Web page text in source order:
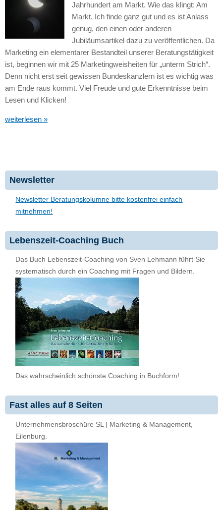
Jahrhundert am Markt. Wie das klingt: Am
Markt. Ich finde ganz gut und es ist Anlass
genug, den einen oder anderen
Jubiläumsartikel dazu zu veröffentlichen. Da
Marketing ein elementarer Bestandteil unserer Beratungstätigkeit
ist, beginnen wir mit 25 Marketingweisheiten für „unterm Strich“.
Denn nicht erst seit gewissen Bundeskanzlern ist es wichtig was
am Ende raus kommt. Viel Freude und gute Erkenntnisse beim
Lesen und Klicken!
weiterlesen »
Newsletter
Newsletter Beratungskolumne bitte kostenfrei einfach
mitnehmen!
Lebenszeit-Coaching Buch
Das Buch Lebenszeit-Coaching von Sven Lehmann führt Sie
systematisch durch ein Coaching mit Fragen und Bildern.
Das wahrscheinlich schönste Coaching in Buchform!
Fast alles auf 8 Seiten
Unternehmensbroschüre SL | Marketing & Management,
Eilenburg.